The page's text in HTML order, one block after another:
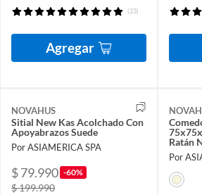
(23)
Agregar
NOVAHUS
Sitial New Kas Acolchado Con
Apoyabrazos Suede
Por ASIAMERICA SPA
$ 79.990 -60%
$ 199.990
Ratán
Por